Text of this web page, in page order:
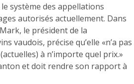
système des appellations
autorisés actuellement. Dans
le président de la
vaudois, précise qu’elle «n’a pas
à n’importe quel prix.»
et doit rendre son rapport à